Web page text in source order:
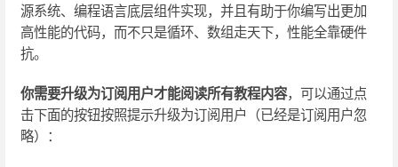
源系统、编程语言底层组件实现，并且有助于你编写出更加
高性能的代码，而不只是循环、数组走天下，性能全靠硬件
抗。
你需要升级为订阅用户才能阅读所有教程内容，可以通过点
击下面的按钮按照提示升级为订阅用户（已经是订阅用户忽
略）：